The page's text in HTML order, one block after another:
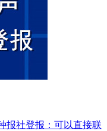
报社登报：可以直接联